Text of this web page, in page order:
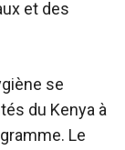
et des
se
du Kenya à
Le